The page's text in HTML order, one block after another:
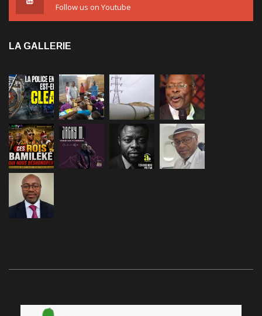
Follow us on Youtube
LA GALLERIE